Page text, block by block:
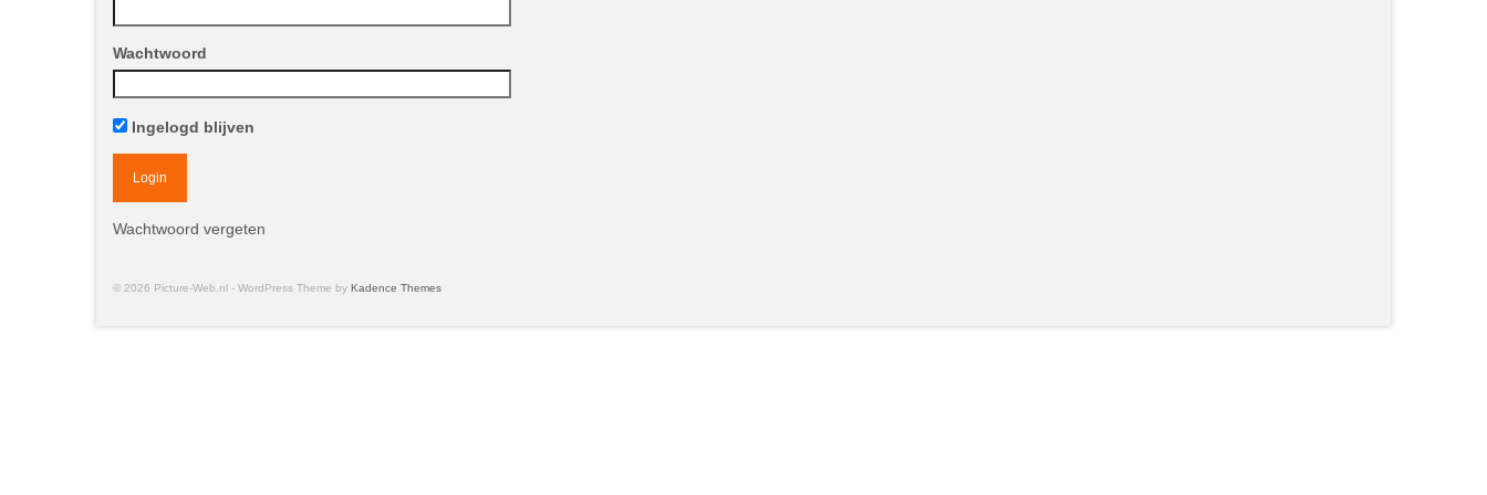
Wachtwoord
Ingelogd blijven
Wachtwoord vergeten
© 2026 Picture-Web.nl - WordPress Theme by Kadence Themes